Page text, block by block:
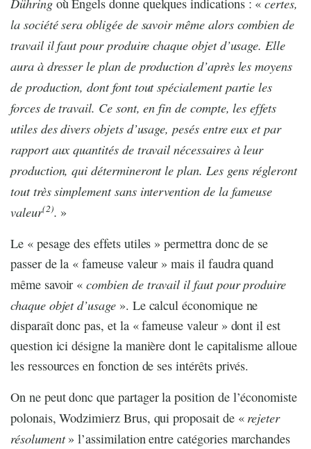
où Engels donne quelques indications : «
la société sera obligée de savoir même alors combien de
travail il faut pour produire chaque objet d’usage. Elle
aura à dresser le plan de production d’après les moyens
de production, dont font tout spécialement partie les
forces de travail. Ce sont, en fin de compte, les effets
utiles des divers objets d’usage, pesés entre eux et par
rapport aux quantités de travail nécessaires à leur
production, qui détermineront le plan. Les gens régleront
tout très simplement sans intervention de la fameuse
valeur(2). »
Le « pesage des effets utiles » permettra donc de se
passer de la « fameuse valeur » mais il faudra quand
même savoir «combien de travail il faut pour produire
chaque objet d’usage». Le calcul économique ne
disparaît donc pas, et la « fameuse valeur » dont il est
question ici désigne la manière dont le capitalisme alloue
les ressources en fonction de ses intérêts privés.
On ne peut donc que partager la position de l’économiste
polonais, Wodzimierz Brus, qui proposait de « rejeter
résolument» l’assimilation entre catégories marchandes